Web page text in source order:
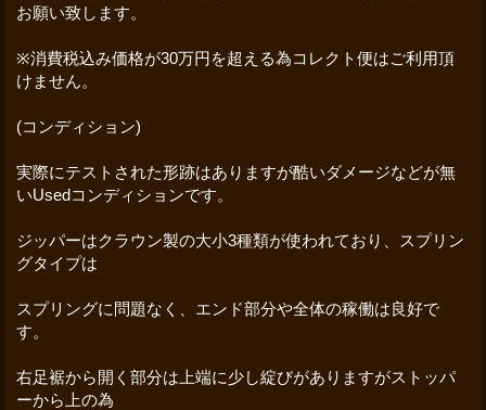
お願い致します。
※消費税込み価格が30万円を超える為コレクト便はご利用頂
けません。
(コンディション)
実際にテストされた形跡はありますが酷いダメージなどが無
いUsedコンディションです。
ジッパーはクラウン製の大小3種類が使われており、スプリン
グタイプは
スプリングに問題なく、エンド部分や全体の稼働は良好で
す。
右足裾から開く部分は上端に少し綻びがありますがストッパ
ーから上の為